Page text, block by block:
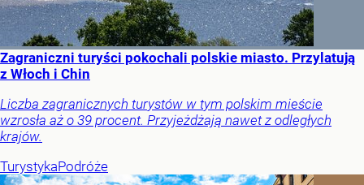
Zagraniczni turyści pokochali polskie miasto. Przylatują
z Włoch i Chin
Liczba zagranicznych turystów w tym polskim mieście
wzrosła aż o 39 procent. Przyjeżdżają nawet z odległych
krajów.
TurystykaPodróże